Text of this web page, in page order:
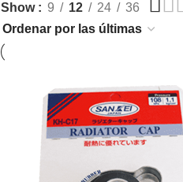
Show
9 12 24 36